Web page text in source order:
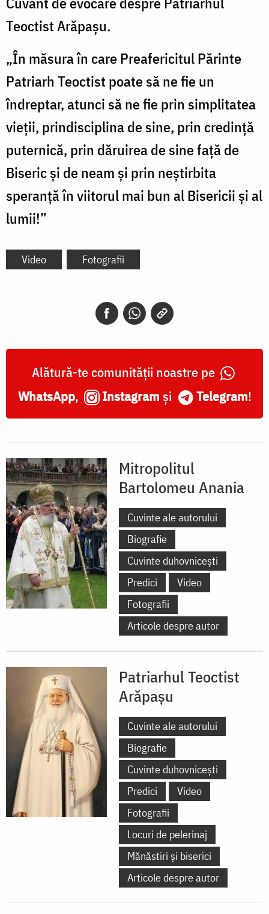
Teoctist Arăpașu.
„În măsura în care Preafericitul Părinte
Patriarh Teoctist poate să ne fie un
îndreptar, atunci să ne fie prin simplitatea
vieţii, prindisciplina de sine, prin credinţă
puternică, prin dăruirea de sine faţă de
Biseric şi de neam şi prin neştirbita
speranţă în viitorul mai bun al Bisericii şi al
lumii!”
Video Fotografii
Alătură-te comunității noastre pe
WhatsApp, Instagram și Telegram!
Mitropolitul
Bartolomeu Anania
Cuvinte ale autorului
Biografie
Cuvinte duhovnicești
Predici
Video
Fotografii
Articole despre autor
Patriarhul Teoctist
Arăpașu
Cuvinte ale autorului
Biografie
Cuvinte duhovnicești
Predici
Video
Fotografii
Locuri de pelerinaj
Mănăstiri și biserici
Articole despre autor